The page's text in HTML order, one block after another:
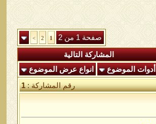
صفحة 1 من 2 1
2
>
المشاركة التالية
أدوات الموضوع
انواع عرض الموضوع
رقم المشاركة :1